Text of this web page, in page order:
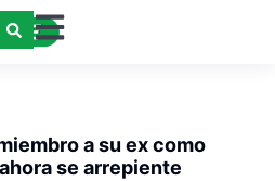
a su ex como
se arrepiente